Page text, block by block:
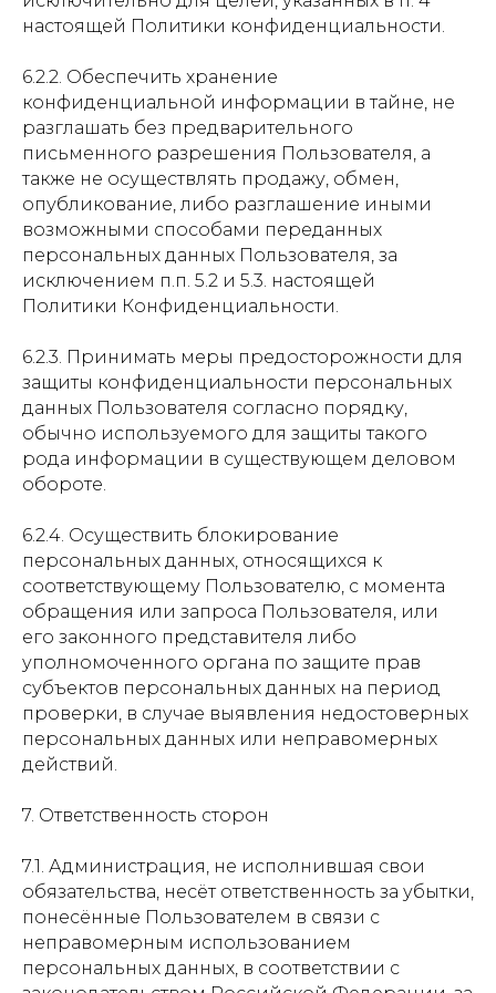
настоящей Политики конфиденциальности.
6.2.2. Обеспечить хранение
конфиденциальной информации в тайне, не
разглашать без предварительного
письменного разрешения Пользователя, а
также не осуществлять продажу, обмен,
опубликование, либо разглашение иными
возможными способами переданных
персональных данных Пользователя, за
исключением п.п. 5.2 и 5.3. настоящей
Политики Конфиденциальности.
6.2.3. Принимать меры предосторожности для
защиты конфиденциальности персональных
данных Пользователя согласно порядку,
обычно используемого для защиты такого
рода информации в существующем деловом
обороте.
6.2.4. Осуществить блокирование
персональных данных, относящихся к
соответствующему Пользователю, с момента
обращения или запроса Пользователя, или
его законного представителя либо
уполномоченного органа по защите прав
субъектов персональных данных на период
проверки, в случае выявления недостоверных
персональных данных или неправомерных
действий.
7. Ответственность сторон
7.1. Администрация, не исполнившая свои
обязательства, несёт ответственность за убытки,
понесённые Пользователем в связи с
неправомерным использованием
персональных данных, в соответствии с